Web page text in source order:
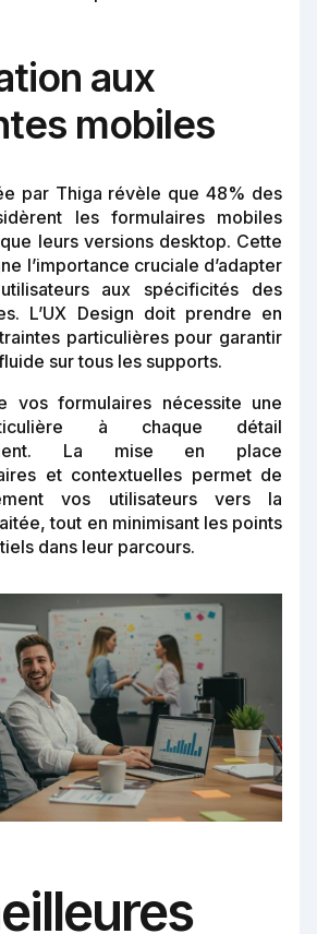
aux
mobiles
par Thiga révèle que 48% des
les formulaires mobiles
leurs versions desktop. Cette
l’importance cruciale d’adapter
aux spécificités des
L’UX Design doit prendre en
particulières pour garantir
sur tous les supports.
vos formulaires nécessite une
à chaque détail
La mise en place
et contextuelles permet de
vos utilisateurs vers la
tout en minimisant les points
dans leur parcours.